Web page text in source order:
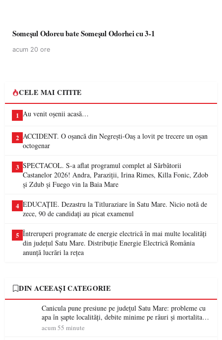
Someșul Odoreu bate Someșul Odorhei cu 3-1
acum 20 ore
CELE MAI CITITE
1 Au venit oșenii acasă…
2 ACCIDENT. O oșancă din Negrești-Oaș a lovit pe trecere un oșan
octogenar
3 SPECTACOL. S-a aflat programul complet al Sărbătorii
Castanelor 2026! Andra, Paraziții, Irina Rimes, Killa Fonic, Zdob
și Zdub și Fuego vin la Baia Mare
4 EDUCAȚIE. Dezastru la Titluraziare în Satu Mare. Nicio notă de
zece, 90 de candidați au picat examenul
5 Întreruperi programate de energie electrică în mai multe localități
din județul Satu Mare. Distribuție Energie Electrică România
anunță lucrări la rețea
DIN ACEEAȘI CATEGORIE
Canicula pune presiune pe județul Satu Mare: probleme cu
apa în șapte localități, debite minime pe râuri și mortalitate
piscicolă la Lacul Călinești
acum 55 minute